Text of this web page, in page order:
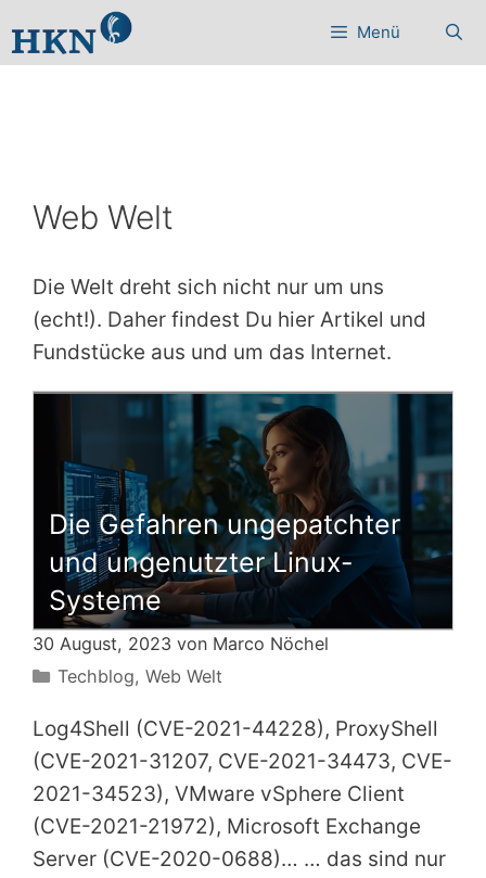
Inhalt
Menü
Web Welt
Die Welt dreht sich nicht nur um uns
(echt!). Daher findest Du hier Artikel und
Fundstücke aus und um das Internet.
Die Gefahren ungepatchter
und ungenutzter Linux-
Systeme
30 August, 2023 von Marco Nöchel
Kategorien
Techblog, Web Welt
Log4Shell (CVE-2021-44228), ProxyShell
(CVE-2021-31207, CVE-2021-34473, CVE-
2021-34523), VMware vSphere Client
(CVE-2021-21972), Microsoft Exchange
Server (CVE-2020-0688)… … das sind nur